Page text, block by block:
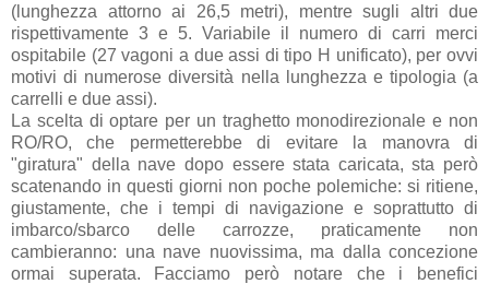
(lunghezza attorno ai 26,5 metri), mentre sugli altri due
rispettivamente 3 e 5. Variabile il numero di carri merci
ospitabile (27 vagoni a due assi di tipo H unificato), per ovvi
motivi di numerose diversità nella lunghezza e tipologia (a
carrelli e due assi).
La scelta di optare per un traghetto monodirezionale e non
RO/RO, che permetterebbe di evitare la manovra di
"giratura" della nave dopo essere stata caricata, sta però
scatenando in questi giorni non poche polemiche: si ritiene,
giustamente, che i tempi di navigazione e soprattutto di
imbarco/sbarco delle carrozze, praticamente non
cambieranno: una nave nuovissima, ma dalla concezione
ormai superata. Facciamo però notare che i benefici